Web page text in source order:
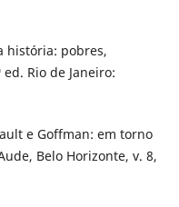
história: pobres,
Rio de Janeiro:
e Goffman: em torno
Belo Horizonte, v. 8,